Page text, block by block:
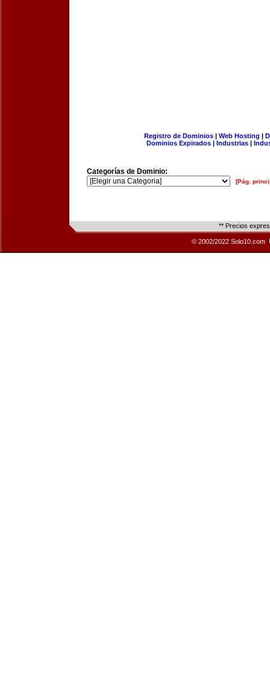
Registro de Dominios| Web Hosting |
Dominios Expirados | Industrias |
Categorías de Dominio:
[Pág.
** Precios
© 2002/2022 Solo10.com